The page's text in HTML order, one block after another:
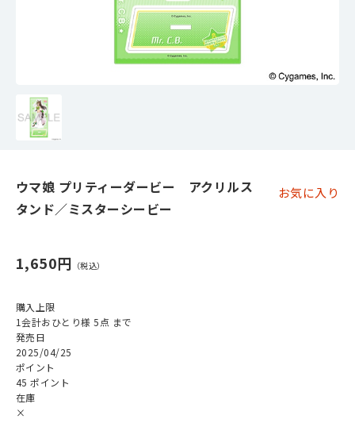
ウマ娘 プリティーダービー アクリルス
タンド／ミスターシービー
お気に入り
1,650円
購入上限
1会計おひとり様 5点 まで
発売日
2025/04/25
ポイント
45 ポイント
在庫
×